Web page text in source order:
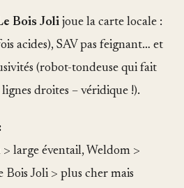
Bois Joli joue la carte locale :
acides), SAV pas feignant… et
(robot-tondeuse qui fait
droites – véridique !).
large éventail, Weldom >
Bois Joli > plus cher mais